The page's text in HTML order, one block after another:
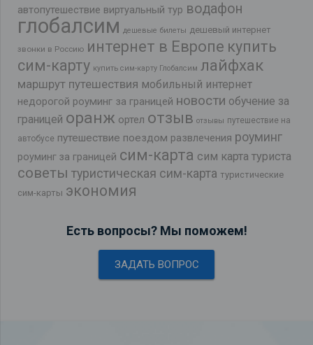
автопутешествие виртуальный тур водафон
глобалсим дешевые билеты дешевый интернет
звонки в Россию интернет в Европе купить
сим-карту купить сим-карту Глобалсим лайфхак
маршрут путешествия мобильный интернет
недорогой роуминг за границей новости обучение за
границей оранж ортел отзыв отзывы путешествие на
автобусе путешествие поездом развлечения роуминг
роуминг за границей сим-карта сим карта туриста
советы туристическая сим-карта туристические
сим-карты экономия
Есть вопросы? Мы поможем!
ЗАДАТЬ ВОПРОС